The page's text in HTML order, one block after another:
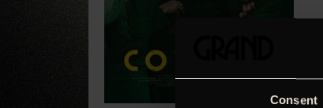
Consent